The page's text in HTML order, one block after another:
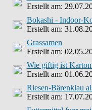
Erstellt am:
Bokashi - Indoor-
Erstellt am:
Grassamen
Erstellt am:
Wie giftig ist
Erstellt am:
Riesen-Bärenklau
Erstellt am: